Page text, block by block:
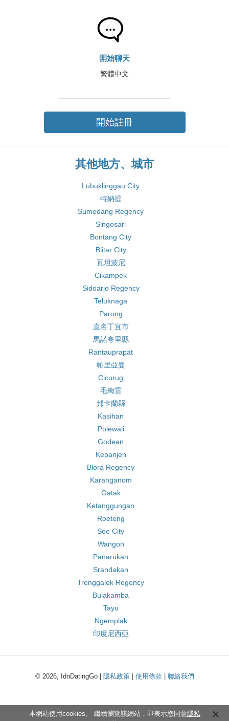
開始聊天
繁體中文
開始註冊
其他地方、城市
Lubuklinggau City
特納提
Sumedang Regency
Singosari
Bontang City
Blitar City
瓦坦波尼
Cikampek
Sidoarjo Regency
Teluknaga
Parung
直名丁宜市
馬諾夸里縣
Rantauprapat
帕里亞曼
Cicurug
毛梅雷
邦卡蘭縣
Kasihan
Polewali
Godean
Kepanjen
Blora Regency
Karanganom
Gatak
Ketanggungan
Roeteng
Soe City
Wangon
Panarukan
Srandakan
Trenggalek Regency
Bulakamba
Tayu
Ngemplak
印度尼西亞
© 2026, IdnDatingGo | 隱私政策| 使用條款 聯絡我們
本網站使用cookies。 繼續瀏覽該網站，即表示您同意隱私